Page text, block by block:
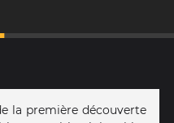
la première découverte